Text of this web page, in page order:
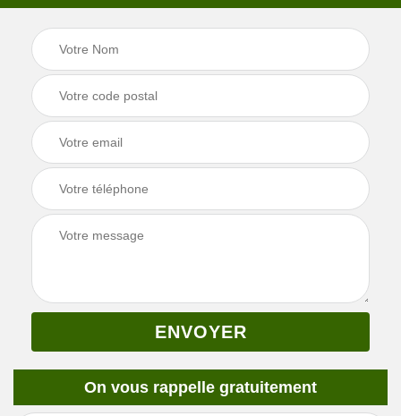
On vous rappelle gratuitement